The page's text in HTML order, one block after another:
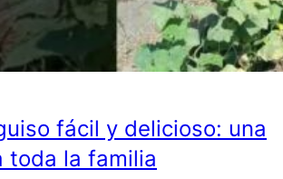
fácil y delicioso: una
toda la familia